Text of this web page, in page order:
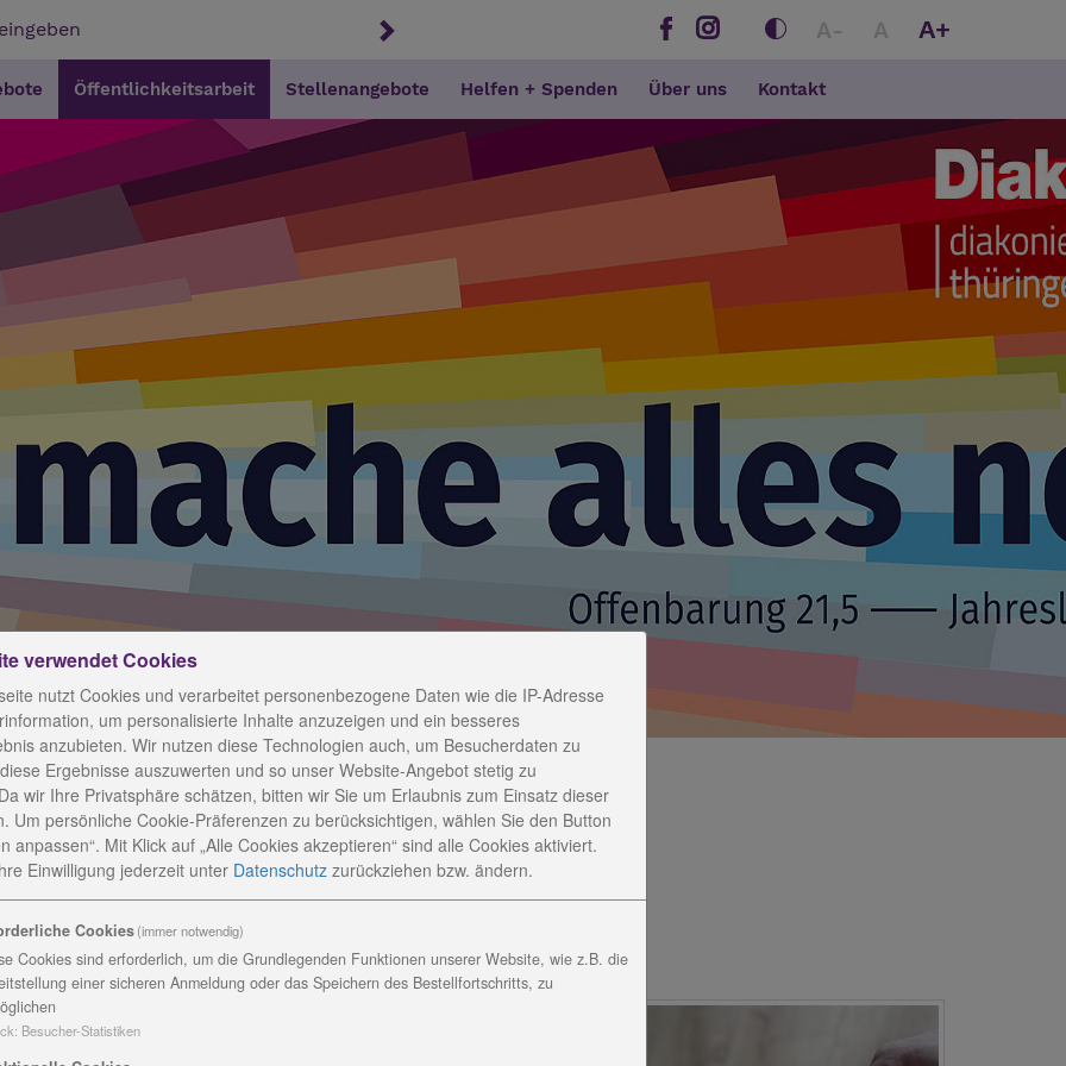
A- A A+
Öffentlichkeitsarbeit Stellenangebote Helfen + Spenden Über uns Kontakt
verschoben
auf Veranstaltungssperre
Landrat Marco Wolfram und auf Empfehlung des
verwendet Cookies
nutzt Cookies und verarbeitet personenbezogene Daten wie die IP-Adresse
um personalisierte Inhalte anzuzeigen und ein besseres
anzubieten. Wir nutzen diese Technologien auch, um Besucherdaten zu
Ergebnisse auszuwerten und so unser Website-Angebot stetig zu
wir Ihre Privatsphäre schätzen, bitten wir Sie um Erlaubnis zum Einsatz dieser
Um persönliche Cookie-Präferenzen zu berücksichtigen, wählen Sie den Button
anpassen“. Mit Klick auf „Alle Cookies akzeptieren“ sind alle Cookies aktiviert.
Einwilligung jederzeit unter Datenschutz zurückziehen bzw. ändern.
Cookies(immer notwendig)
Cookies sind erforderlich, um die Grundlegenden Funktionen unserer Website, wie z.B. die
einer sicheren Anmeldung oder das Speichern des Bestellfortschritts, zu
: Besucher-Statistiken